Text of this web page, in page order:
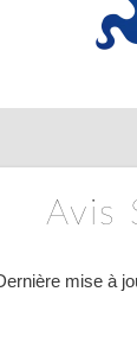
Avis
mise à